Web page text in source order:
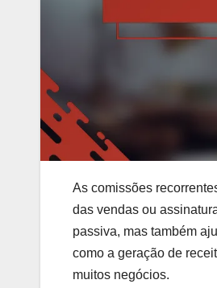
As comissões
das vendas ou
passiva, mas também
como a geração de
muitos negócios.